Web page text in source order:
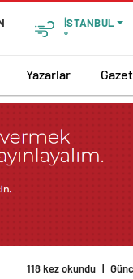
İSTANBUL
°
Yazarlar
118 kez okundu |